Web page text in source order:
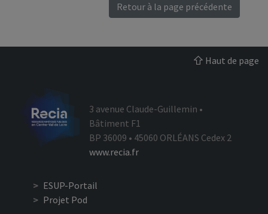
Retour à la page précédente
Haut de page
3 avenue Claude-Guillemin •
Bâtiment F1
BP 36009 • 45060 ORLÉANS Cedex 2
www.recia.fr
ESUP-Portail
Projet Pod